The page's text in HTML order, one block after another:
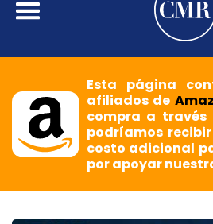
Esta página
afiliados de
compra a través
podríamos
costo adicional
por apoyar